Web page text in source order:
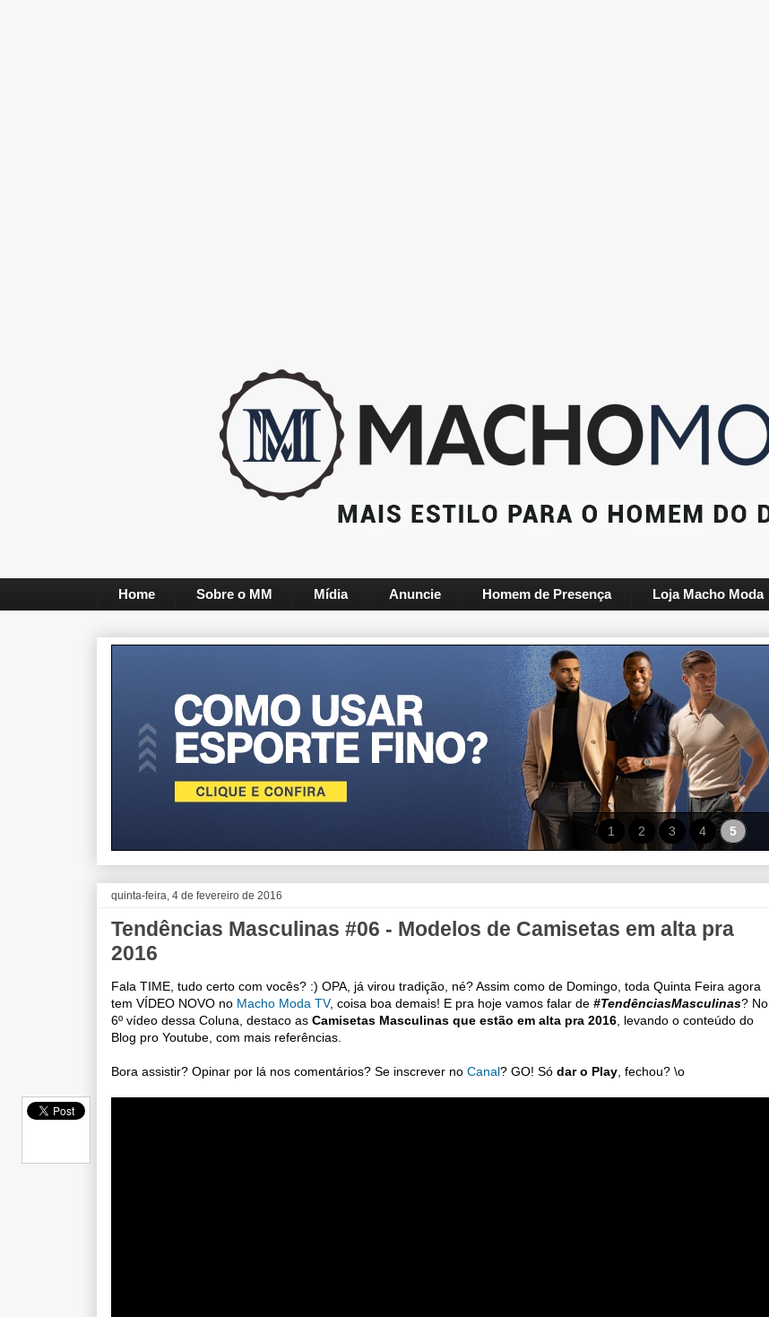
Home Sobre o MM Mídia Anuncie Homem de Presença Loja Macho Moda
1 2 3 4 5
quinta-feira, 4 de fevereiro de 2016
Tendências Masculinas #06 - Modelos de Camisetas em alta pra
2016
Fala TIME, tudo certo com vocês? :) OPA, já virou tradição, né? Assim como de Domingo, toda Quinta Feira agora
tem VÍDEO NOVO no Macho Moda TV, coisa boa demais! E pra hoje vamos falar de #TendênciasMasculinas? No
6º vídeo dessa Coluna, destaco as Camisetas Masculinas que estão em alta pra 2016 , levando o conteúdo do
Blog pro Youtube, com mais referências.
Bora assistir? Opinar por lá nos comentários? Se inscrever no Canal? GO! Só dar o Play , fechou? \o